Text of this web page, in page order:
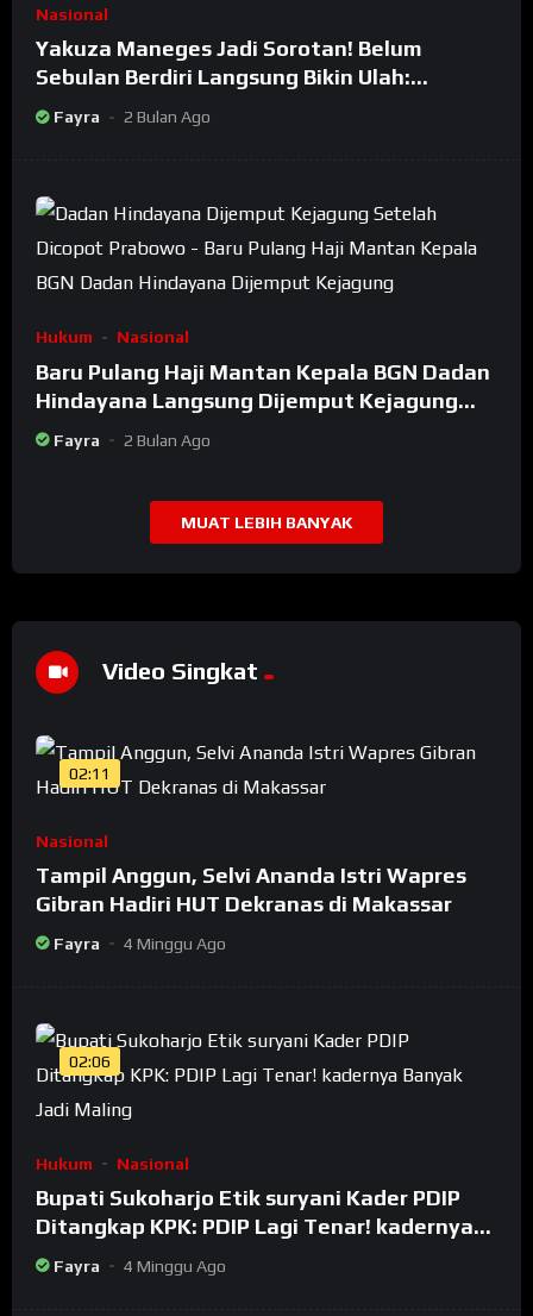
Nasional
Yakuza Maneges Jadi Sorotan! Belum
Sebulan Berdiri Langsung Bikin Ulah:
Bongkar Oknum Kiyai Besar
Fayra 2 Bulan Ago
Hukum Nasional
Baru Pulang Haji Mantan Kepala BGN Dadan
Hindayana Langsung Dijemput Kejagung
Setelah Dicopot Prabowo
Fayra 2 Bulan Ago
MUAT LEBIH BANYAK
Video Singkat
02:11
Nasional
Tampil Anggun, Selvi Ananda Istri Wapres
Gibran Hadiri HUT Dekranas di Makassar
Fayra 4 Minggu Ago
02:06
Hukum Nasional
Bupati Sukoharjo Etik suryani Kader PDIP
Ditangkap KPK: PDIP Lagi Tenar! kadernya
Banyak Jadi Maling
Fayra 4 Minggu Ago